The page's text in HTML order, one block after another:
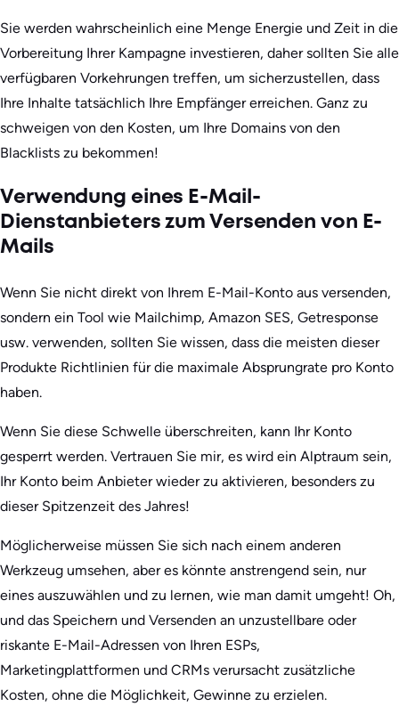
Sie werden wahrscheinlich eine Menge Energie und Zeit in die
Vorbereitung Ihrer Kampagne investieren, daher sollten Sie alle
verfügbaren Vorkehrungen treffen, um sicherzustellen, dass
Ihre Inhalte tatsächlich Ihre Empfänger erreichen. Ganz zu
schweigen von den Kosten, um Ihre Domains von den
Blacklists zu bekommen!
Verwendung eines E-Mail-
Dienstanbieters zum Versenden von E-
Mails
Wenn Sie nicht direkt von Ihrem E-Mail-Konto aus versenden,
sondern ein Tool wie Mailchimp, Amazon SES, Getresponse
usw. verwenden, sollten Sie wissen, dass die meisten dieser
Produkte Richtlinien für die maximale Absprungrate pro Konto
haben.
Wenn Sie diese Schwelle überschreiten, kann Ihr Konto
gesperrt werden. Vertrauen Sie mir, es wird ein Alptraum sein,
Ihr Konto beim Anbieter wieder zu aktivieren, besonders zu
dieser Spitzenzeit des Jahres!
Möglicherweise müssen Sie sich nach einem anderen
Werkzeug umsehen, aber es könnte anstrengend sein, nur
eines auszuwählen und zu lernen, wie man damit umgeht! Oh,
und das Speichern und Versenden an unzustellbare oder
riskante E-Mail-Adressen von Ihren ESPs,
Marketingplattformen und CRMs verursacht zusätzliche
Kosten, ohne die Möglichkeit, Gewinne zu erzielen.